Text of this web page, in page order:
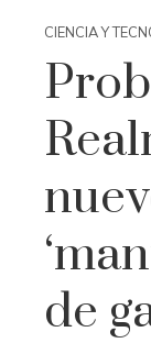
CIENCIA Y
de